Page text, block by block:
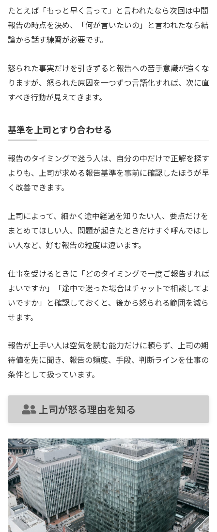
たとえば「もっと早く言って」と言われたなら次回は中間
報告の時点を決め、「何が言いたいの」と言われたなら結
論から話す練習が必要です。
怒られた事実だけを引きずると報告への苦手意識が強くな
りますが、怒られた原因を一つずつ言語化すれば、次に直
すべき行動が見えてきます。
基準を上司とすり合わせる
報告のタイミングで迷う人は、自分の中だけで正解を探す
よりも、上司が求める報告基準を事前に確認したほうが早
く改善できます。
上司によって、細かく途中経過を知りたい人、要点だけを
まとめてほしい人、問題が起きたときだけすぐ呼んでほし
い人など、好む報告の粒度は違います。
仕事を受けるときに「どのタイミングで一度ご報告すれば
よいですか」「途中で迷った場合はチャットで相談してよ
いですか」と確認しておくと、後から怒られる範囲を減ら
せます。
報告が上手い人は空気を読む能力だけに頼らず、上司の期
待値を先に聞き、報告の頻度、手段、判断ラインを仕事の
条件として扱っています。
上司が怒る理由を知る